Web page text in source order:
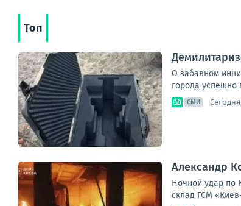
Топ
О забавном
города успешно
СМИ
Александр
Ночной удар по
склад ГСМ